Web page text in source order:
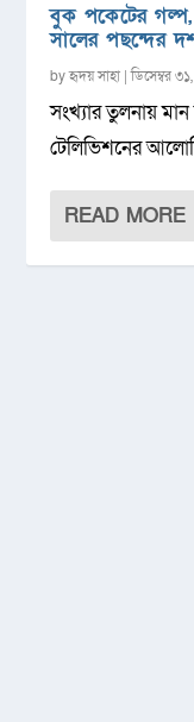
বুক পকেটের
সালের পছন্দের
byহৃদয় সাহা |ডিসেম্বর
সংখ্যার তুলনায়
টেলিভিশনের
READ MORE